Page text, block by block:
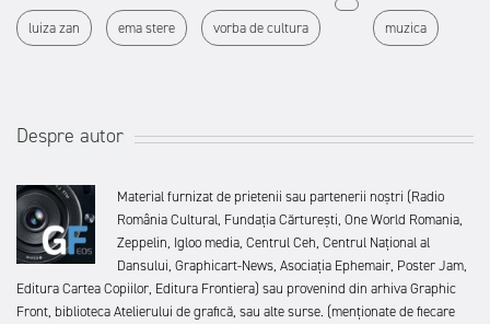
luiza zan ema stere vorba de cultura muzica
Despre autor
Material furnizat de prietenii sau partenerii noștri (Radio
România Cultural, Fundația Cărturești, One World Romania,
Zeppelin, Igloo media, Centrul Ceh, Centrul Național al
Dansului, Graphicart-News, Asociația Ephemair, Poster Jam,
Editura Cartea Copiilor, Editura Frontiera) sau provenind din arhiva Graphic
Front, biblioteca Atelierului de grafică, sau alte surse. (menționate de fiecare